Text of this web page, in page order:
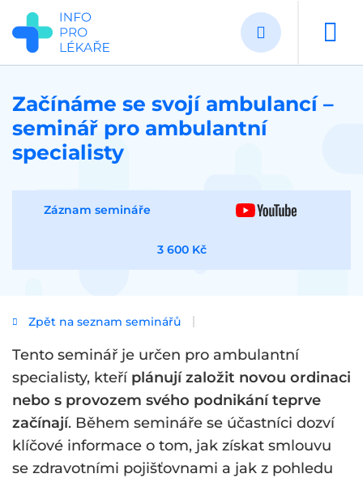
Přejít
hlavnímu
obsahu
Začínáme se svojí ambulancí –
seminář pro ambulantní
specialisty
Záznam semináře
3 600 Kč
Zpět na seznam seminářů
Tento seminář je určen pro ambulantní
specialisty, kteří plánují založit novou ordinaci
nebo s provozem svého podnikání teprve
začínají. Během semináře se účastníci dozví
klíčové informace o tom, jak získat smlouvu
se zdravotními pojišťovnami a jak z pohledu